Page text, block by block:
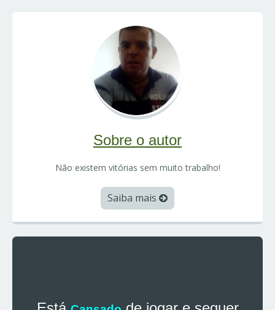
Sobre o autor
Não existem vitórias sem muito trabalho!
Saiba mais